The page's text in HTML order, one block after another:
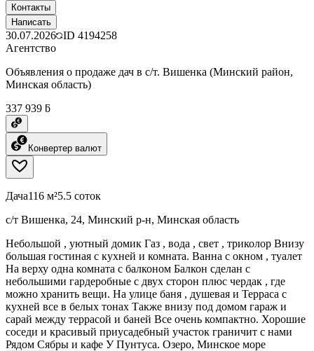
Контакты
Написать
30.07.2026 ID 4194258
Агентство
Объявления о продаже дач в с/т. Вишенка (Минский район,
Минская область)
337 939 ƃ
Конвертер валют
Дача116 м²5.5 соток
с/т Вишенка, 24, Минский р-н, Минская область
Небольшой , уютный домик Газ , вода , свет , триколор Внизу
большая гостиная с кухней и комната. Ванна с окном , туалет
На верху одна комната с балконом Балкон сделан с
небольшими гардеробные с двух сторон плюс чердак , где
можно хранить вещи. На улице баня , душевая и Терраса с
кухней все в белых тонах Также внизу под домом гараж и
сарай между террасой и баней Все очень компактно. Хорошие
соседи и красивый приусадебный участок граничит с нами
Рядом Сябры и кафе У Пунтуса. Озеро, Минское море